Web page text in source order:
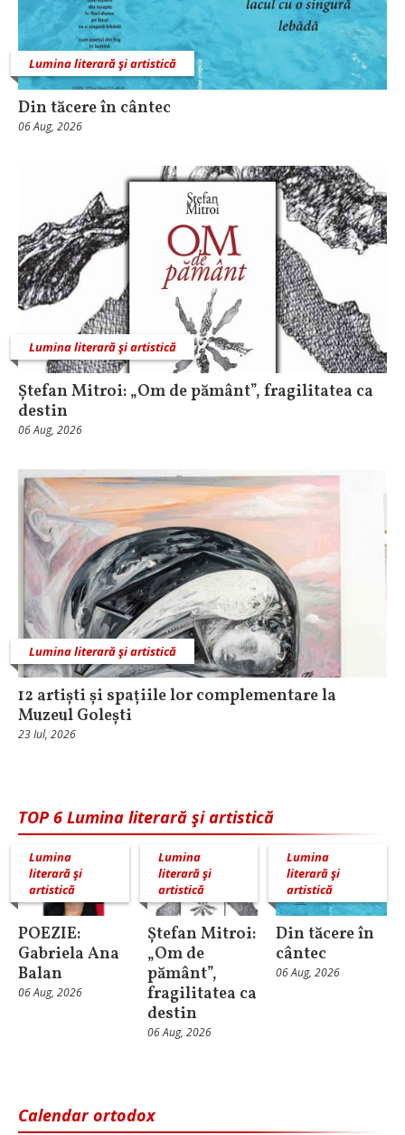
Lumina literară şi artistică
Din tăcere în cântec
06 Aug, 2026
Lumina literară şi artistică
Ștefan Mitroi: „Om de pământ”, fragilitatea ca
destin
06 Aug, 2026
Lumina literară şi artistică
12 artiști și spațiile lor complementare la
Muzeul Golești
23 Iul, 2026
TOP 6 Lumina literară şi artistică
Lumina
literară şi
artistică
POEZIE:
Gabriela Ana
Balan
06 Aug, 2026
Lumina
literară şi
artistică
Ștefan Mitroi:
„Om de
pământ”,
fragilitatea ca
destin
06 Aug, 2026
Lumina
literară şi
artistică
Din tăcere în
cântec
06 Aug, 2026
Calendar ortodox